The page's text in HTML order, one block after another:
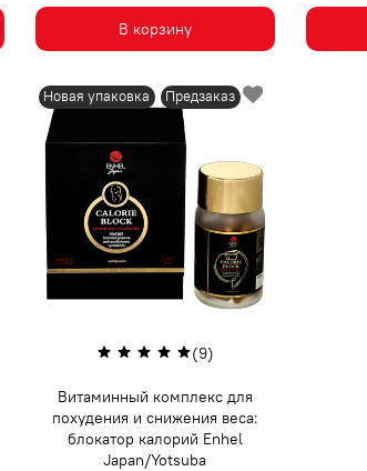
В корзину
(9)
Новая упаковка Предзаказ
Витаминный комплекс для
похудения и снижения веса:
блокатор калорий Enhel
Japan/Yotsuba